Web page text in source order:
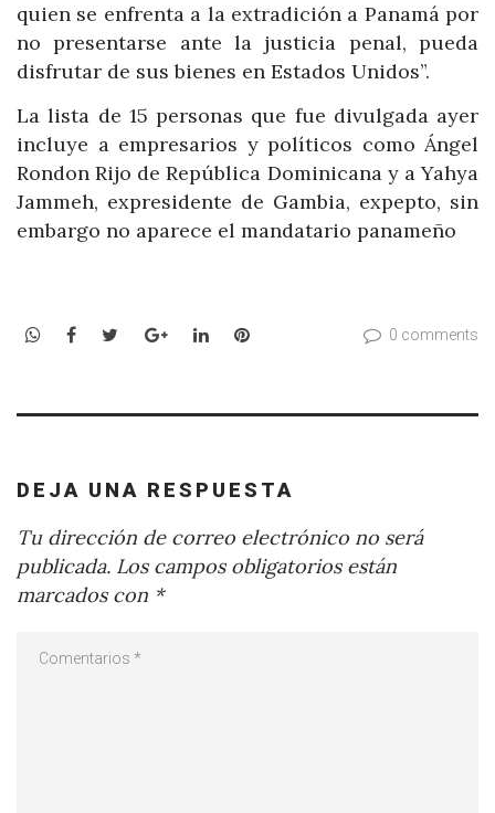
quien se enfrenta a la extradición a Panamá por
no presentarse ante la justicia penal, pueda
disfrutar de sus bienes en Estados Unidos”.
La lista de 15 personas que fue divulgada ayer
incluye a empresarios y políticos como Ángel
Rondon Rijo de República Dominicana y a Yahya
Jammeh, expresidente de Gambia, expepto, sin
embargo no aparece el mandatario panameño
WhatsApp
Facebook
TwitterGoogle+LinkedInPinterest 0 comments
DEJA UNA RESPUESTA
Tu dirección de correo electrónico no será
publicada. Los campos obligatorios están
marcados con *